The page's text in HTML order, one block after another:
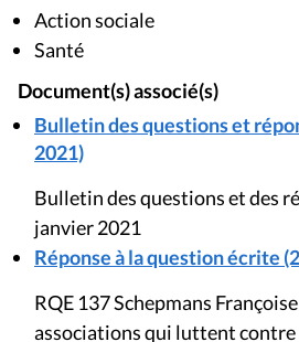
Action sociale
Santé
Document(s) associé(s)
Bulletin des questions et
2021)
Bulletin des questions et des
janvier 2021
Réponse à la question écrite
RQE 137 Schepmans
associations qui luttent